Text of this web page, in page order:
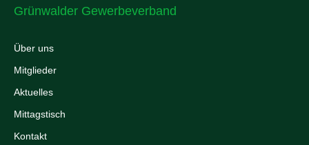
Grünwalder Gewerbeverband
Über uns
Mitglieder
Aktuelles
Mittagstisch
Kontakt